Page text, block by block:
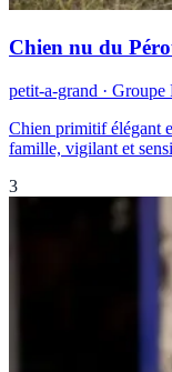
Chien nu du
petit-a-grand · Groupe
Chien primitif élégant
famille, vigilant et
3